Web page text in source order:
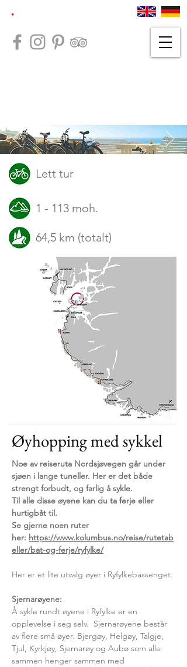
Lett tur
1 - 113 moh.
64,5 km (totalt)
Øyhopping med sykkel
Noe av reiseruta Nordsjøvegen går under
sjøen i lange tuneller. Her er det både
strengt forbudt, og farlig å sykle.
Til alle disse øyene kan du ta ferje eller
hurtigbåt til.
Se gjerne noen ruter
her: https://www.kolumbus.no/reise/rutetab
eller/bat-og-ferje/ryfylke/
Her er et lite utvalg øyer i Ryfylkebassenget.
Sjernarøyene:
Å sykle rundt øyene i Ryfylke er en
opplevelse i seg selv. Sjernarøyene består
av flere små øyer. Bjergøy, Helgøy, Talgje,
Tjul, Kyrkjøy, Sjernarøy og Aubø som alle
sammen henger sammen med